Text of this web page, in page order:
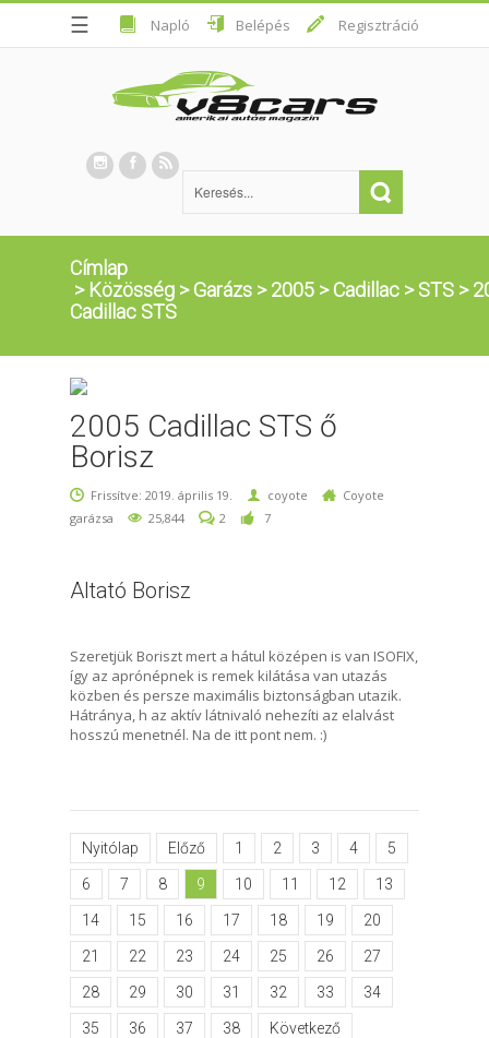
☰ Napló Belépés Regisztráció
Címlap
> Közösség >Garázs >2005 >Cadillac >STS >
Cadillac STS
2005 Cadillac STS ő
Borisz
Frissítve: 2019. április 19. coyote
Coyote
garázsa
25,844 2 7
Altató Borisz
Szeretjük Boriszt mert a hátul középen is van ISOFIX,
így az aprónépnek is remek kilátása van utazás
közben és persze maximális biztonságban utazik.
Hátránya, h az aktív látnivaló nehezíti az elalvást
hosszú menetnél. Na de itt pont nem. :)
Nyitólap Előző 1 2 3 4 5
6 7 8 9 10 11 12 13
14 15 16 17 18 19 20
21 22 23 24 25 26 27
28 29 30 31 32 33 34
35 36 37 38 Következő